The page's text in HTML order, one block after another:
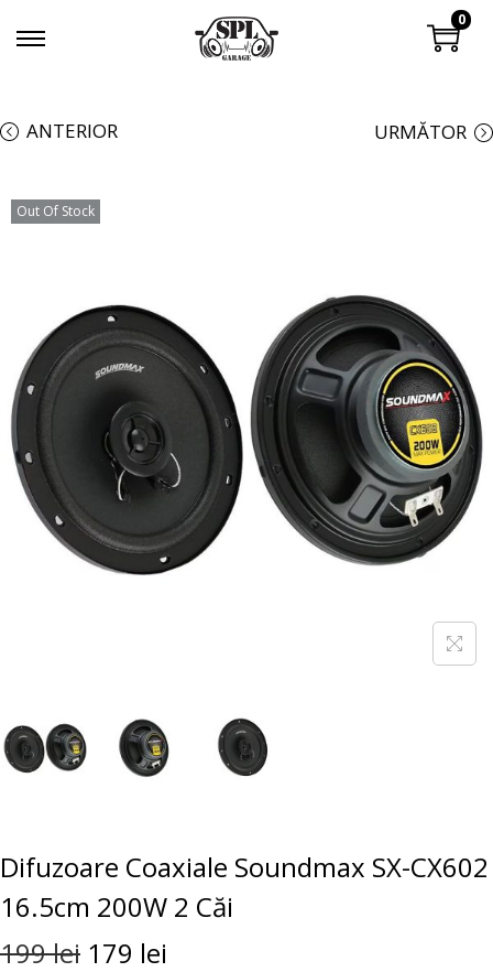
0
ANTERIOR URMĂTOR
Out Of Stock
Difuzoare Coaxiale Soundmax SX-CX602
16.5cm 200W 2 Căi
199lei 179 lei